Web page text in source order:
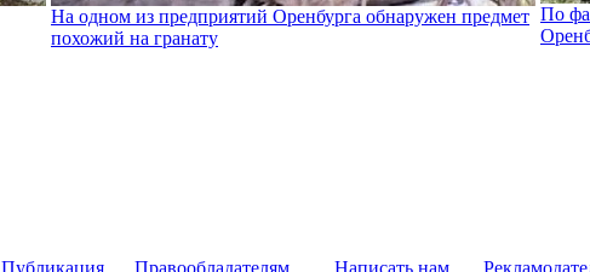
На одном из предприятий Оренбурга обнаружен предмет
похожий на гранату
По
Публикация Правообладателям Написать нам